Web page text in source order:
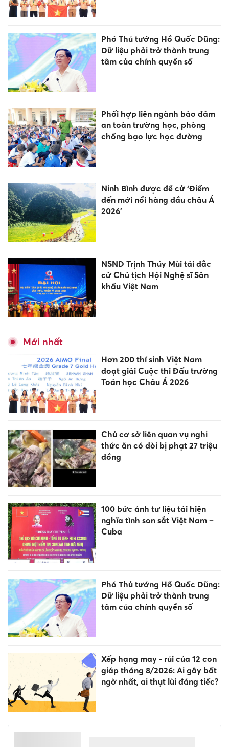
Phó Thủ tướng Hồ Quốc Dũng:
Dữ liệu phải trở thành trung
tâm của chính quyền số
Phối hợp liên ngành bảo đảm
an toàn trường học, phòng
chống bạo lực học đường
Ninh Bình được đề cử ‘Điểm
đến mới nổi hàng đầu châu Á
2026’
NSND Trịnh Thúy Mùi tái đắc
cử Chủ tịch Hội Nghệ sĩ Sân
khấu Việt Nam
Mới nhất
Hơn 200 thí sinh Việt Nam
đoạt giải Cuộc thi Đấu trường
Toán học Châu Á 2026
Chủ cơ sở liên quan vụ nghi
thức ăn có dòi bị phạt 27 triệu
đồng
100 bức ảnh tư liệu tái hiện
nghĩa tình son sắt Việt Nam –
Cuba
Phó Thủ tướng Hồ Quốc Dũng:
Dữ liệu phải trở thành trung
tâm của chính quyền số
Xếp hạng may - rủi của 12 con
giáp tháng 8/2026: Ai gây bất
ngờ nhất, ai thụt lùi đáng tiếc?